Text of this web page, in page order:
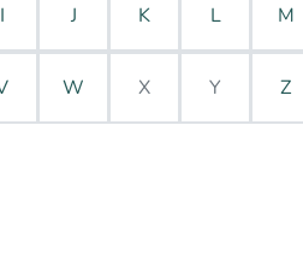
I J K L M
W X Y Z